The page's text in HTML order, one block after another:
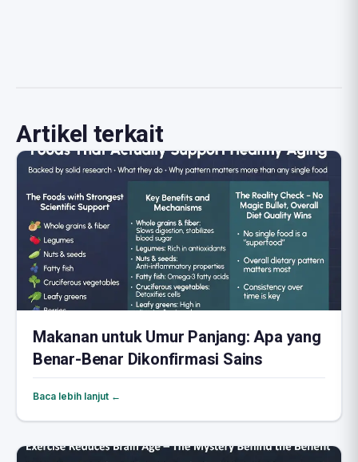
Artikel terkait
Makanan untuk Umur Panjang: Apa yang
Benar-Benar Dikonfirmasi Sains
Baca lebih lanjut ←